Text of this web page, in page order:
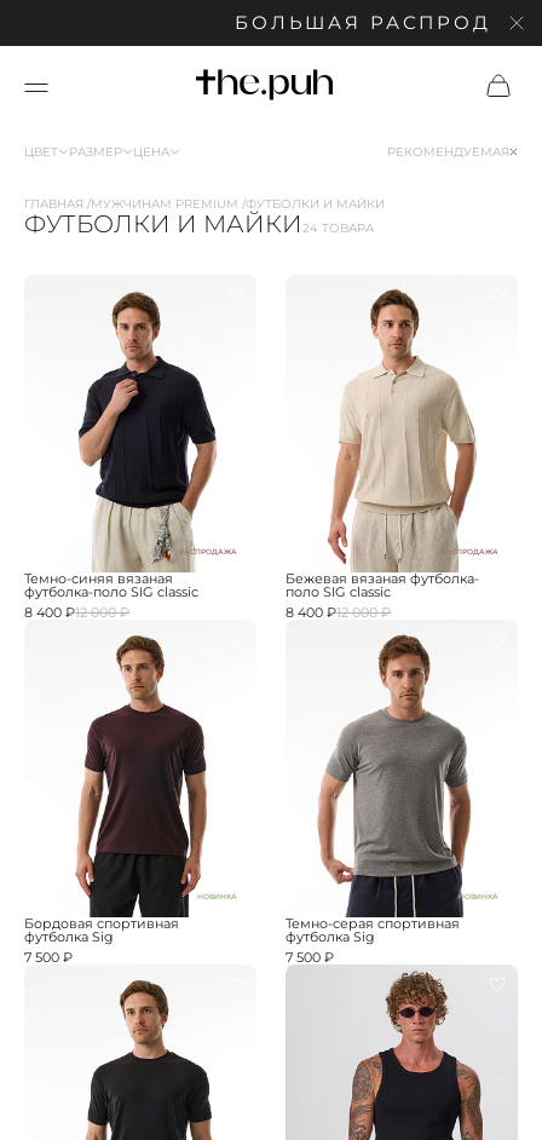
БОЛЬШАЯ РАСПРОДАЖА:
ЦВЕТ РАЗМЕР ЦЕНА РЕКОМЕНДУЕМАЯ
ГЛАВНАЯ МУЖЧИНАМ PREMIUM ФУТБОЛКИ И МАЙКИ
ФУТБОЛКИ И МАЙКИ 24 ТОВАРА
РАСПРОДАЖА
Темно-синяя вязаная
футболка-поло SIG classic
8 400 ₽12 000 ₽
РАСПРОДАЖА
Бежевая вязаная футболка-
поло SIG classic
8 400 ₽12 000 ₽
НОВИНКА
Бордовая спортивная
футболка Sig
7 500 ₽
НОВИНКА
Темно-серая спортивная
футболка Sig
7 500 ₽